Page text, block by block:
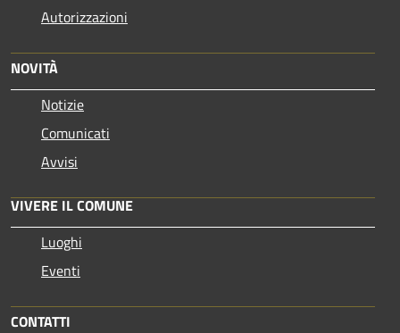
Autorizzazioni
NOVITÀ
Notizie
Comunicati
Avvisi
VIVERE IL COMUNE
Luoghi
Eventi
CONTATTI